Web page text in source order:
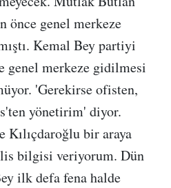
önce genel merkeze
Kemal Bey partiyi
genel merkeze gidilmesi
'Gerekirse ofisten,
yönetirim' diyor.
Kılıçdaroğlu bir araya
bilgisi veriyorum. Dün
ilk defa fena halde